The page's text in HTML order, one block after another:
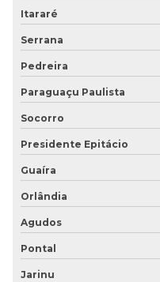
Itararé
Serrana
Pedreira
Paraguaçu Paulista
Socorro
Presidente Epitácio
Guaíra
Orlândia
Agudos
Pontal
Jarinu